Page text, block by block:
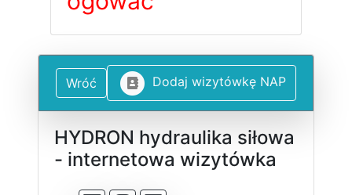
Wróć Dodaj wizytówkę NAP
HYDRON hydraulika siłowa
- internetowa wizytówka